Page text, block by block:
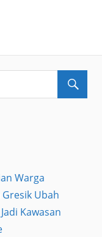
Warga
Ubah
Kawasan